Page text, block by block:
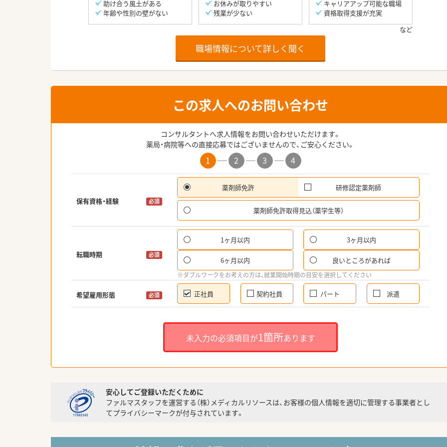
助け合う風土がある
年齢や性別の壁がない
お休みが取りやすい
残業が少ない
キャリアアップ可能な職場
資格取得支援が充実
職場情報について詳しく聞く
この求人へのお問い合わせ
コンサルタントへ求人情報をお問い合わせいただけます。
薬局・病院等への直接応募ではございませんので、ご安心ください。
1 2 3 4
保有資格・経験 必須
薬剤師免許 研修認定薬剤師
薬剤師免許取得見込（薬学生等）
転職時期 必須
1ヶ月以内 3ヶ月以内
6ヶ月以内 良いところがあれば
※ダブルワークをお考えの方は、就業開始時期の目安を選択してください
希望雇用形態 必須 正社員 契約社員 パート 派遣
未入力の必須項目が1箇所あります
安心してご登録いただくために
ファルマスタッフを運営する（株）メディカルリソースは、お客様の個人情報を適切に管理する事業者とし
てプライバシーマークが付与されています。